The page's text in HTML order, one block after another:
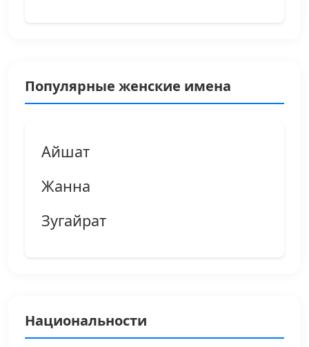
Популярные женские имена
Айшат
Жанна
Зугайрат
Национальности